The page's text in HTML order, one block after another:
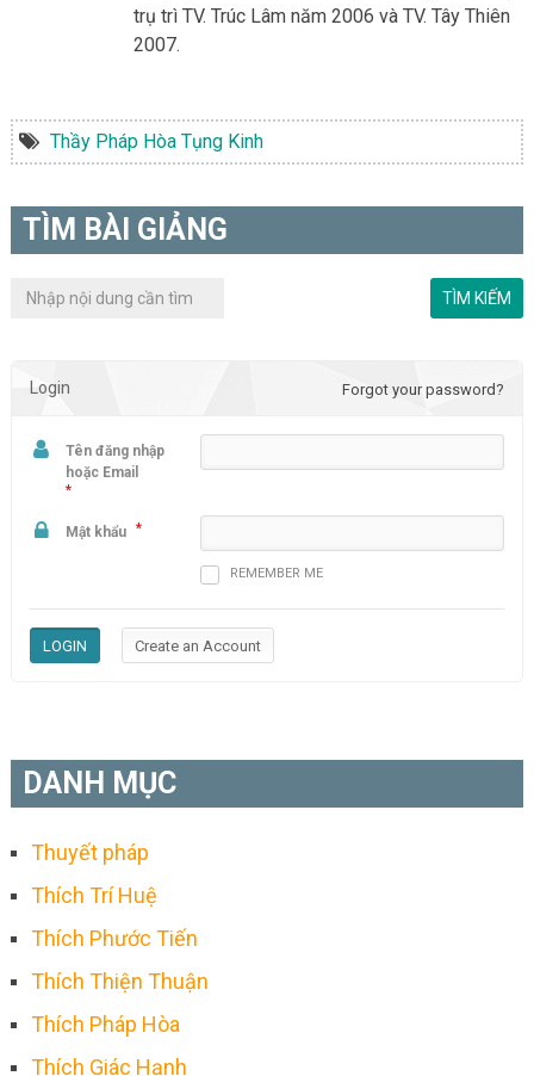
trụ trì TV. Trúc Lâm năm 2006 và TV. Tây Thiên
2007.
Thầy Pháp Hòa Tụng Kinh
TÌM BÀI GIẢNG
Login Forgot your password?
Tên đăng nhập
hoặc Email
*
Mật khẩu *
REMEMBER ME
DANH MỤC
Thuyết pháp
Thích Trí Huệ
Thích Phước Tiến
Thích Thiện Thuận
Thích Pháp Hòa
Thích Giác Hạnh